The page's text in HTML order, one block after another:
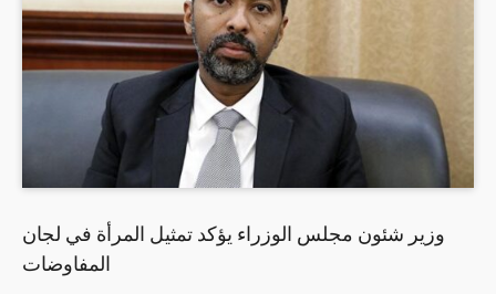
وزير شئون مجلس الوزراء يؤكد تمثيل المرأة في لجان
المفاوضات